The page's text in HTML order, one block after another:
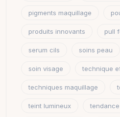
pigments maquillage
produits innovants pull
serum cils soins peau
soin visage technique
techniques maquillage
teint lumineux